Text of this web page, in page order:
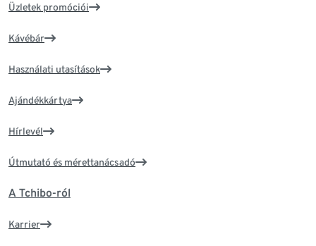
Üzletek promóciói
Kávébár
Használati utasítások
Ajándékkártya
Hírlevél
Útmutató és mérettanácsadó
A Tchibo-ról
Karrier